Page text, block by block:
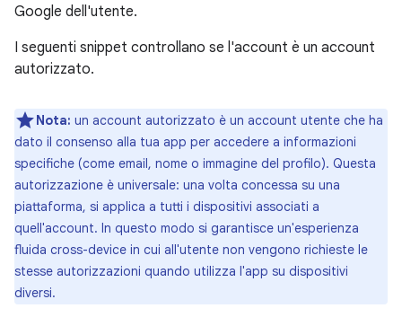
Google dell'utente.
I seguenti snippet controllano se l'account è un account
autorizzato.
Nota: un account autorizzato è un account utente che ha
dato il consenso alla tua app per accedere a informazioni
specifiche (come email, nome o immagine del profilo). Questa
autorizzazione è universale: una volta concessa su una
piattaforma, si applica a tutti i dispositivi associati a
quell'account. In questo modo si garantisce un'esperienza
fluida cross-device in cui all'utente non vengono richieste le
stesse autorizzazioni quando utilizza l'app su dispositivi
diversi.